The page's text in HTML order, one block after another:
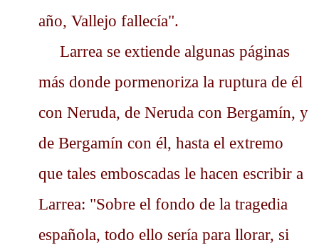
año, Vallejo fallecía".
Larrea se extiende algunas páginas
más donde pormenoriza la ruptura de él
con Neruda, de Neruda con Bergamín, y
de Bergamín con él, hasta el extremo
que tales emboscadas le hacen escribir a
Larrea: "Sobre el fondo de la tragedia
española, todo ello sería para llorar, si